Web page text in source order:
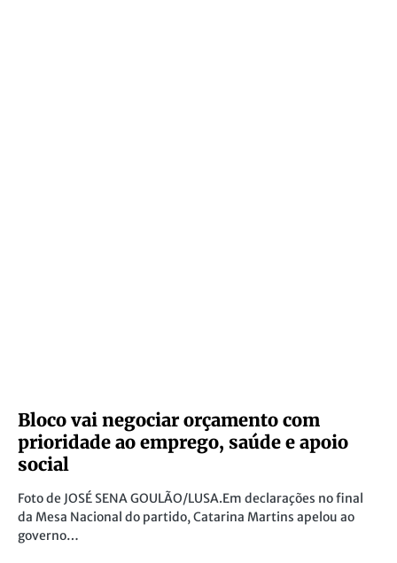
Bloco vai negociar orçamento com
prioridade ao emprego, saúde e apoio
social
Foto de JOSÉ SENA GOULÃO/LUSA.Em declarações no final
da Mesa Nacional do partido, Catarina Martins apelou ao
governo…